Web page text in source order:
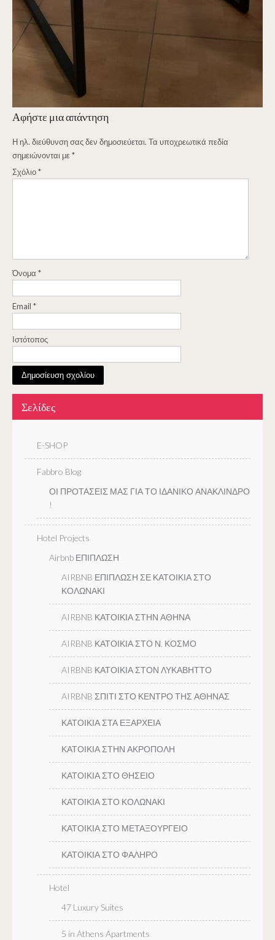
Αφήστε μια απάντηση
Η ηλ. διεύθυνση σας δεν δημοσιεύεται. Τα υποχρεωτικά πεδία
σημειώνονται με*
Σχόλιο*
Όνομα *
Email *
Ιστότοπος
Σελίδες
E-SHOP
Fabbro Blog
ΟΙ ΠΡΟΤΑΣΕΙΣ ΜΑΣ ΓΙΑ ΤΟ ΙΔΑΝΙΚΟ ΑΝΑΚΛΙΝΔΡΟ
!
Hotel Projects
Airbnb ΕΠΙΠΛΩΣΗ
AIRBNB ΕΠΙΠΛΩΣΗ ΣΕ ΚΑΤΟΙΚΙΑ ΣΤΟ
ΚΟΛΩΝΑΚΙ
AIRBNB ΚΑΤΟΙΚΙΑ ΣΤΗΝ ΑΘΗΝΑ
AIRBNB ΚΑΤΟΙΚΙΑ ΣΤΟ Ν. ΚΟΣΜΟ
AIRBNB ΚΑΤΟΙΚΙΑ ΣΤΟΝ ΛΥΚΑΒΗΤΤΟ
AIRBNB ΣΠΙΤΙ ΣΤΟ ΚΕΝΤΡΟ ΤΗΣ ΑΘΗΝΑΣ
ΚΑΤΟΙΚΙΑ ΣΤΑ ΕΞΑΡΧΕΙΑ
ΚΑΤΟΙΚΙΑ ΣΤΗΝ ΑΚΡΟΠΟΛΗ
ΚΑΤΟΙΚΙΑ ΣΤΟ ΘΗΣΕΙΟ
ΚΑΤΟΙΚΙΑ ΣΤΟ ΚΟΛΩΝΑΚΙ
ΚΑΤΟΙΚΙΑ ΣΤΟ ΜΕΤΑΞΟΥΡΓΕΙΟ
ΚΑΤΟΙΚΙΑ ΣΤΟ ΦΑΛΗΡΟ
Hotel
47 Luxury Suites
5 in Athens Apartments